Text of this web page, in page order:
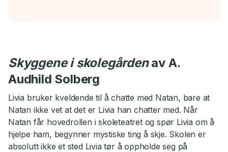
Skyggene i skolegårdenav A.
Audhild Solberg
Livia bruker kveldende til å chatte med Natan, bare at
Natan ikke vet at det er Livia han chatter med. Når
Natan får hovedrollen i skoleteatret og spør Livia om å
hjelpe ham, begynner mystiske ting å skje. Skolen er
absolutt ikke et sted Livia tør å oppholde seg på